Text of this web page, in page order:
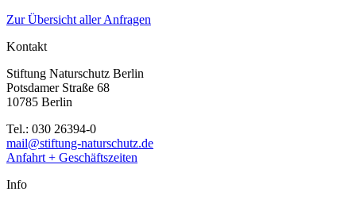
Zur Übersicht aller Anfragen
Kontakt
Stiftung Naturschutz Berlin
Potsdamer Straße 68
10785 Berlin
Tel.: 030 26394-0
mail@stiftung-naturschutz.de
Anfahrt + Geschäftszeiten
Info